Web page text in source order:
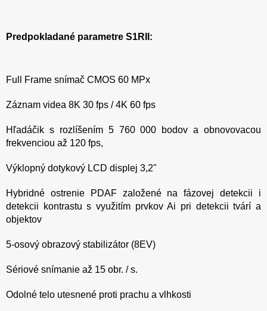
Predpokladané parametre S1RII:
Full Frame snímač CMOS 60 MPx
Záznam videa 8K 30 fps / 4K 60 fps
Hľadáčik s rozlíšením 5 760 000 bodov a obnovovacou
frekvenciou až 120 fps,
Výklopný dotykový LCD displej 3,2"
Hybridné ostrenie PDAF založené na fázovej detekcii i
detekcii kontrastu s využitím prvkov Ai pri detekcii tvárí a
objektov
5-osový obrazový stabilizátor (8EV)
Sériové snímanie až 15 obr. / s.
Odolné telo utesnené proti prachu a vlhkosti